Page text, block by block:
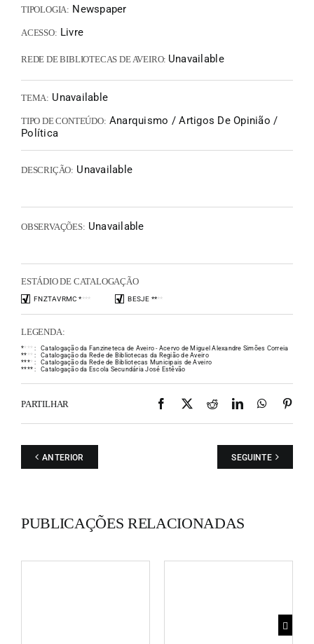
TIPOLOGIA: Newspaper
ACESSO: Livre
REDE DE BIBLIOTECAS DE AVEIRO: Unavailable
TEMA: Unavailable
TIPO DE CONTEÚDO: Anarquismo / Artigos De Opinião /
Política
DESCRIÇÃO: Unavailable
OBSERVAÇÕES: Unavailable
ESTÁDIO DE CATALOGAÇÃO
FNZTAVRMC **** BESJE ****
LEGENDA:
** * * :
Catalogação da Fanzineteca de Aveiro - Acervo de Miguel Alexandre Simões Correia
** * * :
Catalogação da Rede de Bibliotecas da Região de Aveiro
**** :
Catalogação da Rede de Bibliotecas Municipais de Aveiro
**** : Catalogação da Escola Secundária José Estêvão
PARTILHAR Facebook
X RedditLinkedIn
ANTERIOR SEGUINTE
PUBLICAÇÕES RELACIONADAS